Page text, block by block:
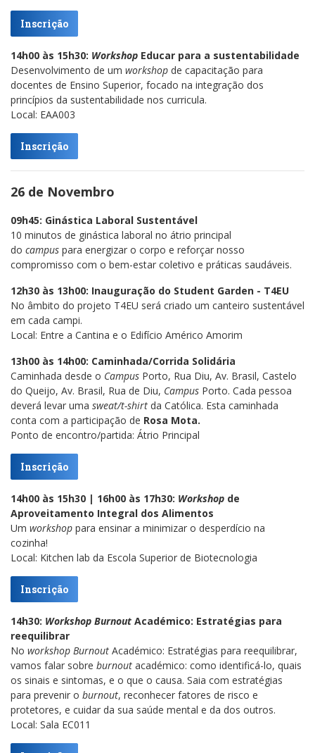
Inscrição
14h00 às 15h30: Workshop Educar para a sustentabilidade
Desenvolvimento de um workshop de capacitação para
docentes de Ensino Superior, focado na integração dos
princípios da sustentabilidade nos curricula.
Local: EAA003
Inscrição
26 de Novembro
09h45: Ginástica Laboral Sustentável
10 minutos de ginástica laboral no átrio principal
do campus para energizar o corpo e reforçar nosso
compromisso com o bem-estar coletivo e práticas saudáveis.
12h30 às 13h00: Inauguração do Student Garden - T4EU
No âmbito do projeto T4EU será criado um canteiro sustentável
em cada campi.
Local: Entre a Cantina e o Edifício Américo Amorim
13h00 às 14h00: Caminhada/Corrida Solidária
Caminhada desde o Campus Porto, Rua Diu, Av. Brasil, Castelo
do Queijo, Av. Brasil, Rua de Diu, Campus Porto. Cada pessoa
deverá levar uma sweat/t-shirt da Católica. Esta caminhada
conta com a participação de Rosa Mota.
Ponto de encontro/partida: Átrio Principal
Inscrição
14h00 às 15h30 | 16h00 às 17h30: Workshop de
Aproveitamento Integral dos Alimentos
Um workshop para ensinar a minimizar o desperdício na
cozinha!
Local: Kitchen lab da Escola Superior de Biotecnologia
Inscrição
14h30: Workshop Burnout Académico: Estratégias para
reequilibrar
No workshop Burnout Académico: Estratégias para reequilibrar,
vamos falar sobre burnout académico: como identificá-lo, quais
os sinais e sintomas, e o que o causa. Saia com estratégias
para prevenir o burnout, reconhecer fatores de risco e
protetores, e cuidar da sua saúde mental e da dos outros.
Local: Sala EC011